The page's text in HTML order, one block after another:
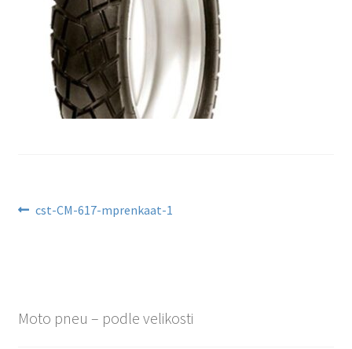
Navigace
Předchozí
cst-CM-617-mprenkaat-1
Moto pneu – podle velikosti